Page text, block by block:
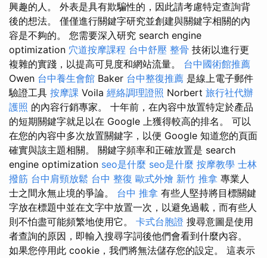
興趣的人。 外表是具有欺騙性的，因此請考慮特定查詢背
後的想法。 僅僅進行關鍵字研究並創建與關鍵字相關的內
容是不夠的。 您需要深入研究 search engine
optimization 穴道按摩課程 台中舒壓 整骨 技術以進行更
複雜的實踐，以提高可見度和網站流量。 台中國術館推薦
Owen 台中養生會館 Baker 台中整復推薦 是線上電子郵件
驗證工具 按摩課 Voila 經絡調理證照 Norbert 旅行社代辦
護照 的內容行銷專家。 十年前，在內容中放置特定於產品
的短期關鍵字就足以在 Google 上獲得較高的排名。 可以
在您的內容中多次放置關鍵字，以便 Google 知道您的頁面
確實與該主題相關。 關鍵字頻率和正確放置是 search
engine optimization seo是什麼 seo是什麼 按摩教學 士林
撥筋 台中肩頸放鬆 台中 整復 歐式外燴 新竹 推拿 專業人
士之間永無止境的爭論。 台中 推拿 有些人堅持將目標關鍵
字放在標題中並在文字中放置一次，以避免過載，而有些人
則不怕盡可能頻繁地使用它。 卡式台胞證 搜尋意圖是使用
者查詢的原因，即輸入搜尋字詞後他們會看到什麼內容。
如果您停用此 cookie，我們將無法儲存您的設定。 這表示